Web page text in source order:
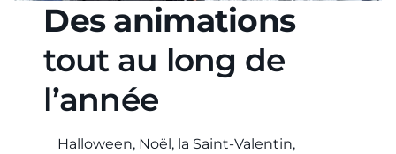
Des animations
tout au long de
l’année
Halloween, Noël, la Saint-Valentin,